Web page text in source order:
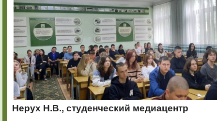
Нерух Н.В., студенческий медиацентр